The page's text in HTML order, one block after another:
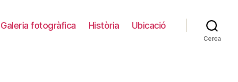
Galeria fotogràfica Història Ubicació
Cerca